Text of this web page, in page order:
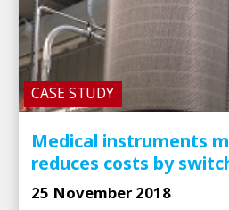
CASE STUDY
Medical instruments
reduces costs by
25 November 2018